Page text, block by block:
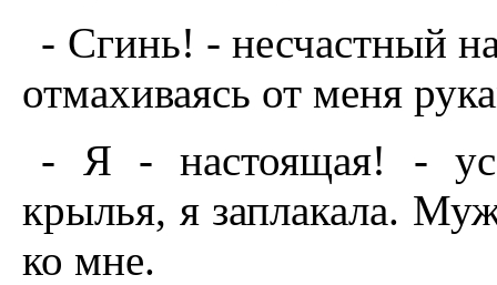
- Сгинь! - несчастный
отмахиваясь от меня
- Я - настоящая! -
крылья, я заплакала.
ко мне.